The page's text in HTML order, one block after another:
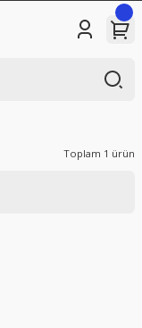
Toplam 1 ürün